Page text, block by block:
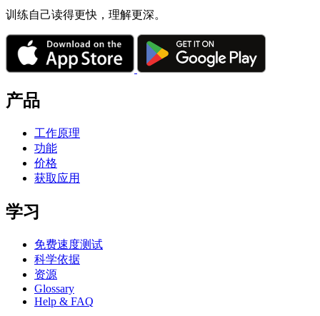
训练自己读得更快，理解更深。
产品
工作原理
功能
价格
获取应用
学习
免费速度测试
科学依据
资源
Glossary
Help & FAQ